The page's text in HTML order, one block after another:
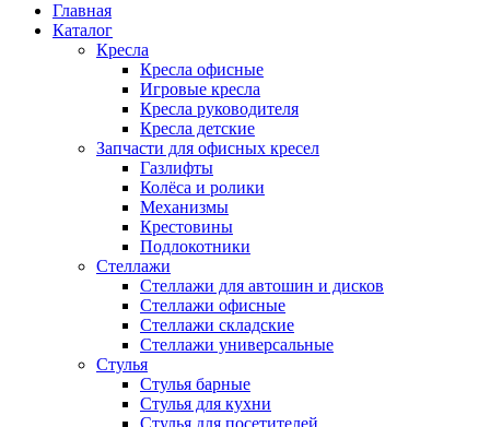
Главная
Каталог
Кресла
Кресла офисные
Игровые кресла
Кресла руководителя
Кресла детские
Запчасти для офисных кресел
Газлифты
Колёса и ролики
Механизмы
Крестовины
Подлокотники
Стеллажи
Стеллажи для автошин и дисков
Стеллажи офисные
Стеллажи складские
Стеллажи универсальные
Стулья
Стулья барные
Стулья для кухни
Стулья для посетителей